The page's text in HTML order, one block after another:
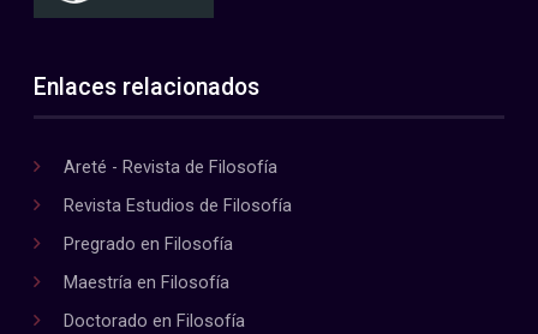
Enlaces relacionados
Areté - Revista de Filosofía
Revista Estudios de Filosofía
Pregrado en Filosofía
Maestría en Filosofía
Doctorado en Filosofía